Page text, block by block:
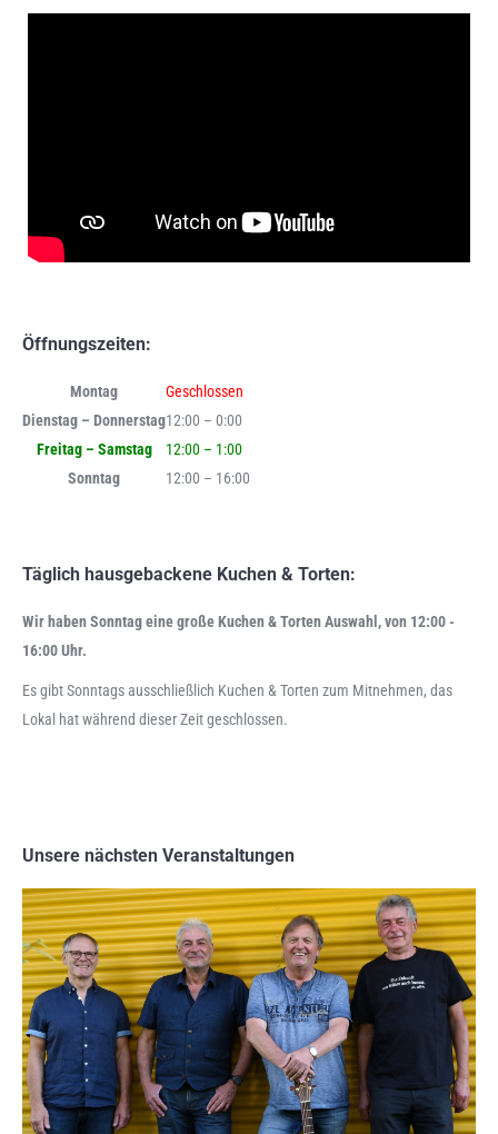
Öffnungszeiten:
Montag
Geschlossen
Dienstag – Donnerstag12:00 – 0:00
Freitag – Samstag
12:00 – 1:00
Sonntag
12:00 – 16:00
Täglich hausgebackene Kuchen & Torten:
Wir haben Sonntag eine große Kuchen & Torten Auswahl, von 12:00 -
16:00 Uhr.
Es gibt Sonntags ausschließlich Kuchen & Torten zum Mitnehmen, das
Lokal hat während dieser Zeit geschlossen.
Unsere nächsten Veranstaltungen